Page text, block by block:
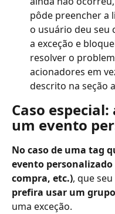
pôde preencher a
o usuário deu seu
a exceção e
resolver o
acionadores em
descrito na seção
Caso
um evento
No caso de uma tag
evento
compra, etc.), que
prefira usar um
uma exceção.